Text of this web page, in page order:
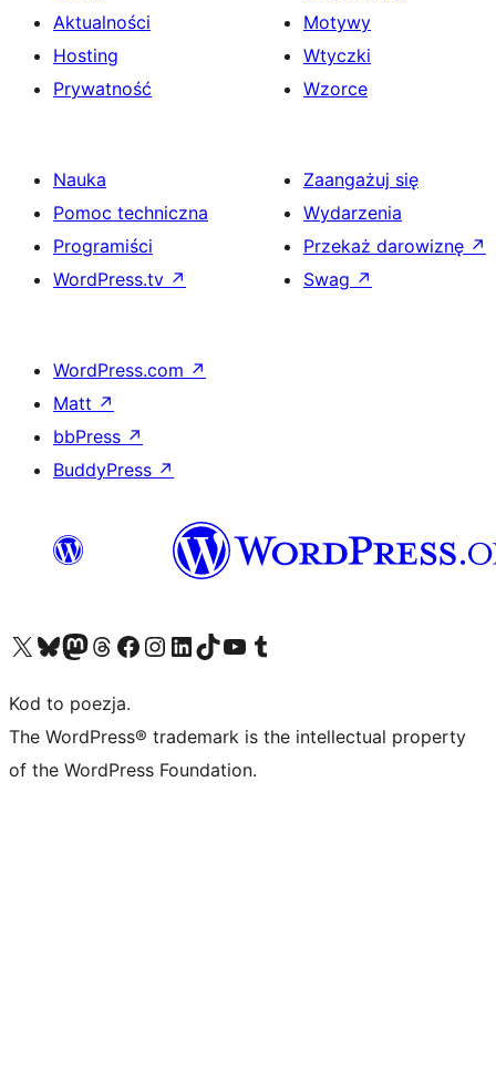
Aktualności
Hosting
Prywatność
Motywy
Wtyczki
Wzorce
Nauka
Pomoc techniczna
Programiści
WordPress.tv ↗
Zaangażuj się
Wydarzenia
Przekaż darowiznę ↗
Swag ↗
WordPress.com ↗
Matt ↗
bbPress ↗
BuddyPress ↗
Odwiedź nasze konto X (dawniej Twitter)
Odwiedź nasze konto Bluesky
Odwiedź nasze konto na Mastodoncie
Odwiedź naszego Threadsa
Odwiedź naszego Facebooka
Odwiedź nasze konto na Instagramie
Odwiedź nasze konto na LinkedIn
Odwiedź naszego TikToka
Odwiedź nasz kanał YouTube
Odwiedź naszego Tumblra
Kod to poezja.
The WordPress® trademark is the intellectual property
of the WordPress Foundation.